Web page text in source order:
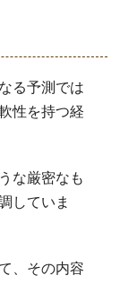
る予測では
性を持つ経
な厳密なも
していま
、その内容